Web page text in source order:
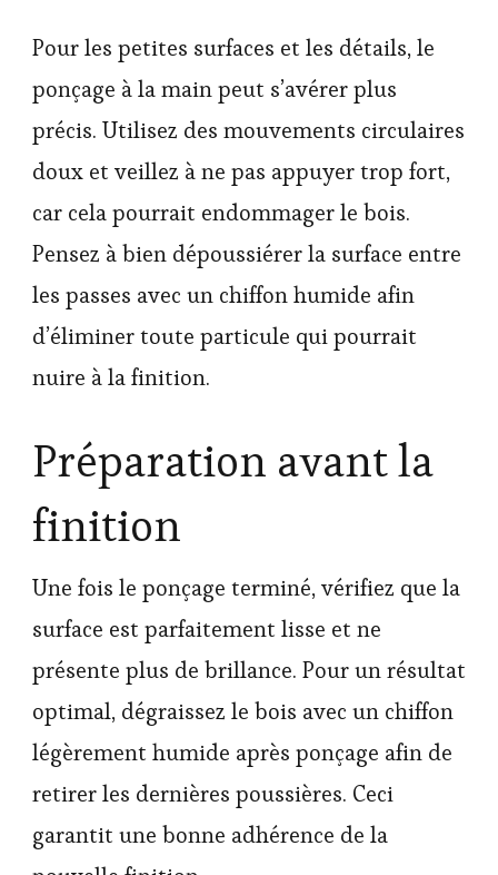
Pour les petites surfaces et les détails, le
ponçage à la main peut s’avérer plus
précis. Utilisez des mouvements circulaires
doux et veillez à ne pas appuyer trop fort,
car cela pourrait endommager le bois.
Pensez à bien dépoussiérer la surface entre
les passes avec un chiffon humide afin
d’éliminer toute particule qui pourrait
nuire à la finition.
Préparation avant la
finition
Une fois le ponçage terminé, vérifiez que la
surface est parfaitement lisse et ne
présente plus de brillance. Pour un résultat
optimal, dégraissez le bois avec un chiffon
légèrement humide après ponçage afin de
retirer les dernières poussières. Ceci
garantit une bonne adhérence de la